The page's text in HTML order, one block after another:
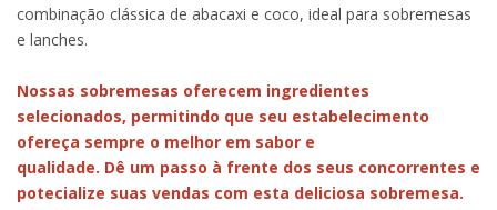
combinação clássica de abacaxi e coco, ideal para sobremesas
e lanches.
Nossas sobremesas oferecem ingredientes
selecionados, permitindo que seu estabelecimento
ofereça sempre o melhor em sabor e
qualidade. Dê um passo à frente dos seus concorrentes e
potecialize suas vendas com esta deliciosa sobremesa.